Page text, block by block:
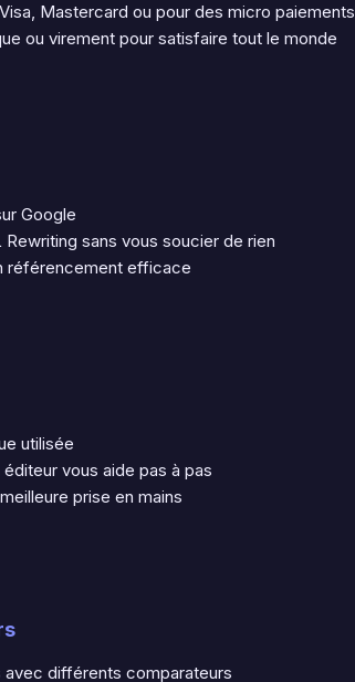
Mastercard ou pour des micro paiements
ou virement pour satisfaire tout le monde
Google
sans vous soucier de rien
référencement efficace
utilisée
vous aide pas à pas
prise en mains
différents comparateurs